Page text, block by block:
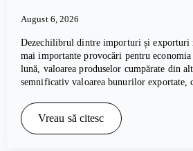
August 6, 2026
Dezechilibrul dintre importuri și exporturi
mai importante provocări pentru
lună, valoarea produselor cumpărate din
semnificativ valoarea bunurilor exportate,
Vreau să citesc